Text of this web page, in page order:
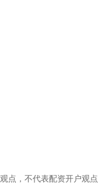
点，不代表配资开户观点